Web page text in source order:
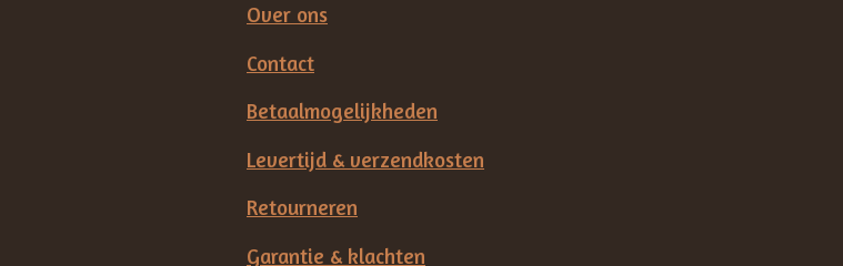
Over ons
Contact
Betaalmogelijkheden
Levertijd & verzendkosten
Retourneren
Garantie & klachten